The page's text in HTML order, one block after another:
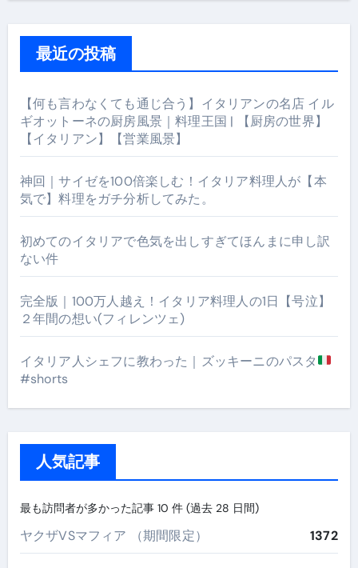
最近の投稿
【何も言わなくても通じ合う】イタリアンの名店 イル
ギオットーネの厨房風景｜料理王国 | 【厨房の世界】
【イタリアン】【営業風景】
神回｜サイゼを100倍楽しむ！イタリア料理人が【本
気で】料理をガチ分析してみた。
初めてのイタリアで色気を出しすぎてほんまに申し訳
ない件
完全版｜100万人越え！イタリア料理人の1日【号泣】
２年間の想い(フィレンツェ)
イタリア人シェフに教わった｜ズッキーニのパスタ
#shorts
人気記事
最も訪問者が多かった記事 10 件 (過去 28 日間)
ヤクザVSマフィア （期間限定） 1372